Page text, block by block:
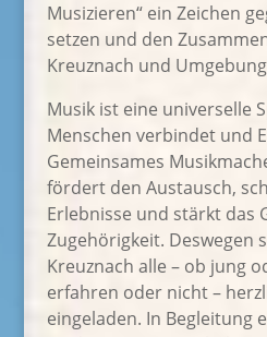
Musizieren“ ein Zeichen
setzen und den
Kreuznach und
Musik ist eine universelle
Menschen verbindet und
Gemeinsames
fördert den Austausch,
Erlebnisse und stärkt das
Zugehörigkeit. Deswegen
Kreuznach alle – ob jung
erfahren oder nicht –
eingeladen. In Begleitung